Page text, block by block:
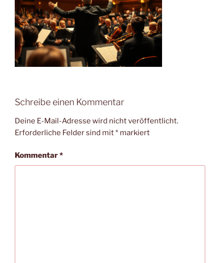
Schreibe einen Kommentar
Deine E-Mail-Adresse wird nicht veröffentlicht.
Erforderliche Felder sind mit* markiert
Kommentar*